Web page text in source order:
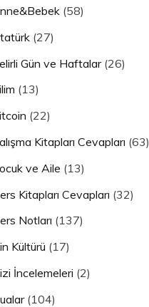
(58)
(27)
Gün ve Haftalar(26)
(13)
(22)
Kitapları Cevapları (63)
ve Aile (13)
Kitapları Cevapları (32)
Notları (137)
Kültürü (17)
İncelemeleri (2)
(104)